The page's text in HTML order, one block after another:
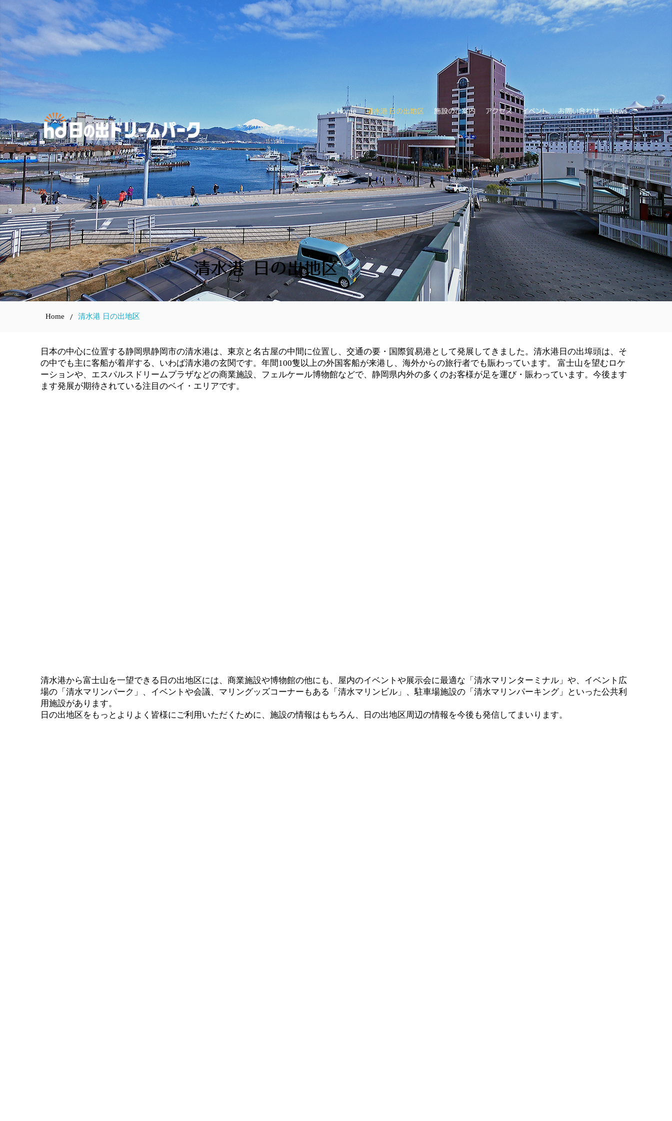
Home 清水港 日の出地区 施設のご案内 アクセス イベント お問い合わせ News
清水港 日の出地区
Home / 清水港 日の出地区
日本の中心に位置する静岡県静岡市の清水港は、東京と名古屋の中間に位置し、交通の要・国際貿易港として発展してきました。清水港日の出埠頭は、そ
の中でも主に客船が着岸する、いわば清水港の玄関です。年間100隻以上の外国客船が来港し、海外からの旅行者でも賑わっています。 富士山を望むロケ
ーションや、エスパルスドリームプラザなどの商業施設、フェルケール博物館などで、静岡県内外の多くのお客様が足を運び・賑わっています。今後ます
ます発展が期待されている注目のベイ・エリアです。
清水港から富士山を一望できる日の出地区には、商業施設や博物館の他にも、屋内のイベントや展示会に最適な「清水マリンターミナル」や、イベント広
場の「清水マリンパーク」、イベントや会議、マリングッズコーナーもある「清水マリンビル」、駐車場施設の「清水マリンパーキング」といった公共利
用施設があります。
日の出地区をもっとよりよく皆様にご利用いただくために、施設の情報はもちろん、日の出地区周辺の情報を今後も発信してまいります。